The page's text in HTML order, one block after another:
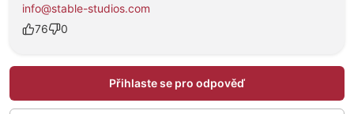
info@stable-studios.com
76
0
Přihlaste se pro odpověď